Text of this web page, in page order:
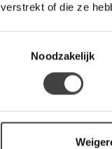
verstrekt of die ze
Noodzakelijk